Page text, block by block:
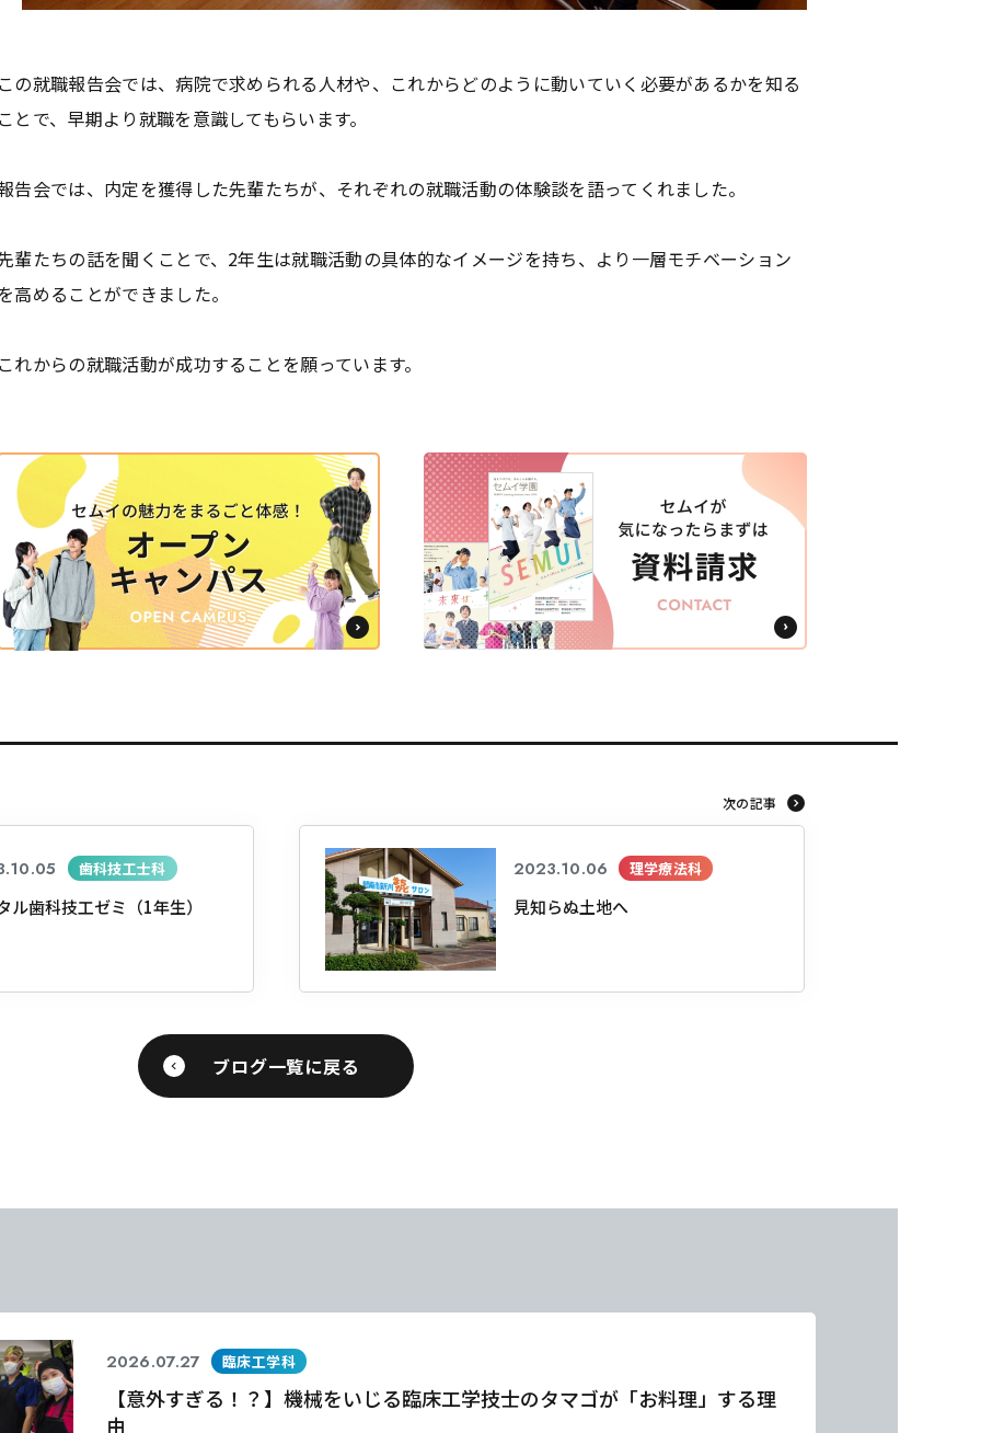
この就職報告会では、病院で求められる人材や、これからどのように動いていく必要があるかを知る
ことで、早期より就職を意識してもらいます。
告会では、内定を獲得した先輩たちが、それぞれの就職活動の体験談を語ってくれました。
輩たちの話を聞くことで、2年生は就職活動の具体的なイメージを持ち、より一層モチベーション
高めることができました。
これからの就職活動が成功することを願っています。
歯科技工士科
ル歯科技工ゼミ（1年生）
次の記事
2023.10.06 理学療法科
見知らぬ土地へ
ブログ一覧に戻る
2026.07.27 臨床工学科
【意外すぎる！？】機械をいじる臨床工学技士のタマゴが「お料理」する理
由
東海歯科医療
専門学校
東海医療工学
東海歯科医療
専門学校
東海医療工学
東海歯科医療
専門学校
東海医療工学
東海歯科医療
専門学校
東海医療工学